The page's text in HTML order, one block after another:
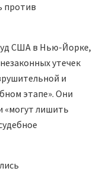
против
США в Нью-Йорке,
утечек
и
этапе». Они
«могут лишить